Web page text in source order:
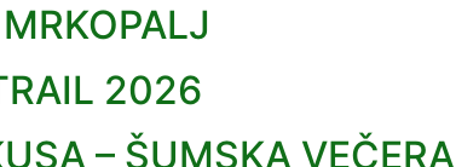
2026
– ŠUMSKA VEČERA